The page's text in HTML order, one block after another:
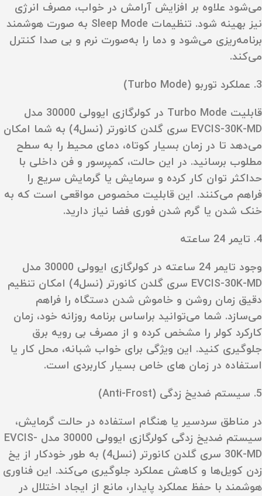
می‌شود علاوه بر افزایش آرامش در خواب، مصرف انرژی
نیز بهینه شود. تنظیمات Sleep Mode به‌ صورت هوشمند
برنامه‌ریزی می‌شود و دما را به‌صورت نرم و بی‌ صدا کنترل
می‌کند.
3. عملکرد توربو (Turbo Mode)
قابلیت Turbo Mode در کولرگازی ایوولی 30000 مدل
EVCIS-30K-MD سری گلدن کانورتر (نسل4) به شما امکان
می‌دهد تا در زمان بسیار کوتاه، دمای محیط را به سطح
مطلوب برسانید. در این حالت، کمپرسور و فن داخلی با
حداکثر توان کار کرده و سرمایش یا گرمایش سریع را
فراهم می‌کنند. این قابلیت مخصوص مواقعی است که به
خنک‌ شدن یا گرم‌ شدن فوری فضا نیاز دارید.
4. تایمر 24 ساعته
وجود تایمر 24 ساعته در کولرگازی ایوولی 30000 مدل
EVCIS-30K-MD سری گلدن کانورتر (نسل4) امکان تنظیم
دقیق زمان روشن و خاموش شدن دستگاه را فراهم
می‌سازد. شما می‌توانید براساس برنامه روزانه خود، زمان
کارکرد کولر را مشخص کرده و از مصرف بی‌ رویه برق
جلوگیری کنید. این ویژگی برای خواب شبانه، محل کار یا
استفاده در زمان‌ های خاص بسیار کاربردی است.
5. سیستم ضدیخ‌ زدگی (Anti-Frost)
در مناطق سردسیر یا هنگام استفاده در حالت گرمایش،
سیستم ضدیخ‌ زدگی کولرگازی ایوولی 30000 مدل EVCIS-
30K-MD سری گلدن کانورتر (نسل4) به‌ طور خودکار از یخ‌
زدن کویل‌ها و کاهش عملکرد جلوگیری می‌کند. این فناوری
هوشمند با حفظ عملکرد پایدار، مانع از ایجاد اختلال در